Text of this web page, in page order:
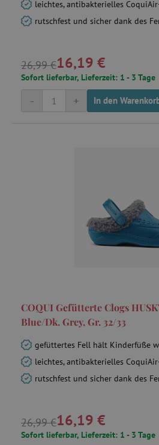
leichtes, antibakterielles
rutschfest und sicher dank des
26,99 €16,19 €
Sofort lieferbar, Lieferzeit: 1 - 3 Tage
+
- In den
COQUI Gefütterte Clogs
Blue/Dk. Grey, Gr. 32/33
gefüttertes Fell hält Kinderfüße
leichtes, antibakterielles
rutschfest und sicher dank des
26,99 €16,19 €
Sofort lieferbar, Lieferzeit: 1 - 3 Tage